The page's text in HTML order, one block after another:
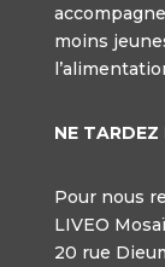
moins
NE TARDEZ
Pour nous
LIVEO
20 rue